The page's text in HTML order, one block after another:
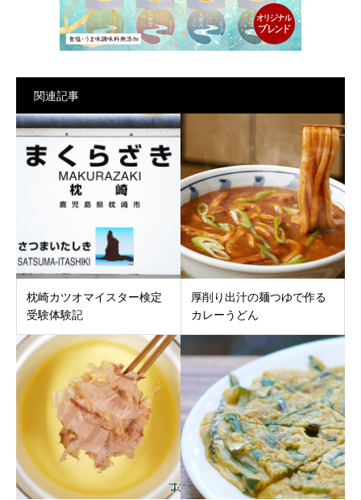
関連記事
枕崎カツオマイスター検定
受験体験記
厚削り出汁の麺つゆで作る
カレーうどん